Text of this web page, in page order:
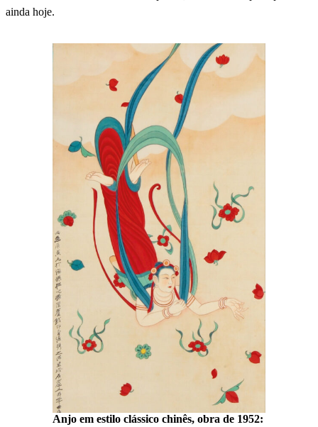
ainda hoje.
Anjo em estilo clássico chinês, obra de 1952: